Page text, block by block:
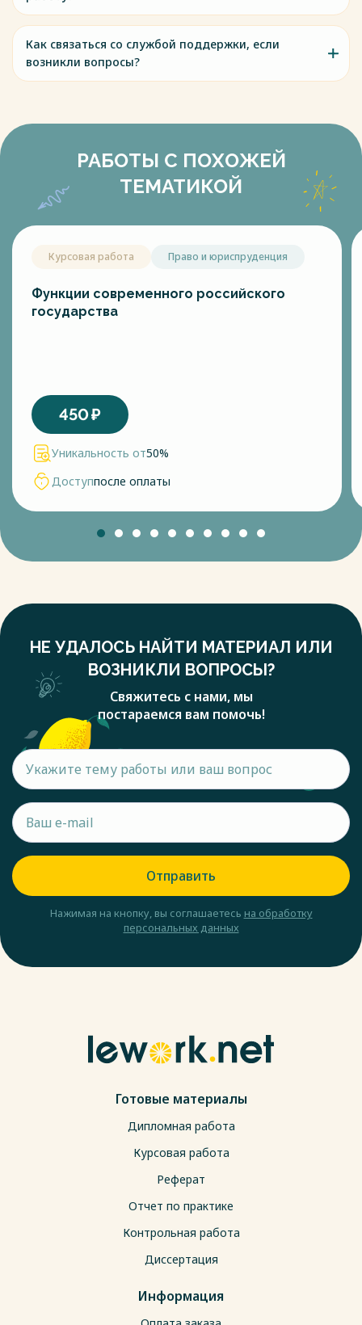
Как связаться со службой поддержки, если
возникли вопросы?
РАБОТЫ С ПОХОЖЕЙ
ТЕМАТИКОЙ
Курсовая работа Право и юриспруденция
Функции современного российского
государства
450₽
Уникальность от50%
Доступпосле оплаты
НЕ УДАЛОСЬ НАЙТИ МАТЕРИАЛ ИЛИ
ВОЗНИКЛИ ВОПРОСЫ?
Свяжитесь с нами, мы
постараемся вам помочь!
Отправить
Нажимая на кнопку, вы соглашаетесь на обработку
персональных данных
Готовые материалы
Дипломная работа
Курсовая работа
Реферат
Отчет по практике
Контрольная работа
Диссертация
Информация